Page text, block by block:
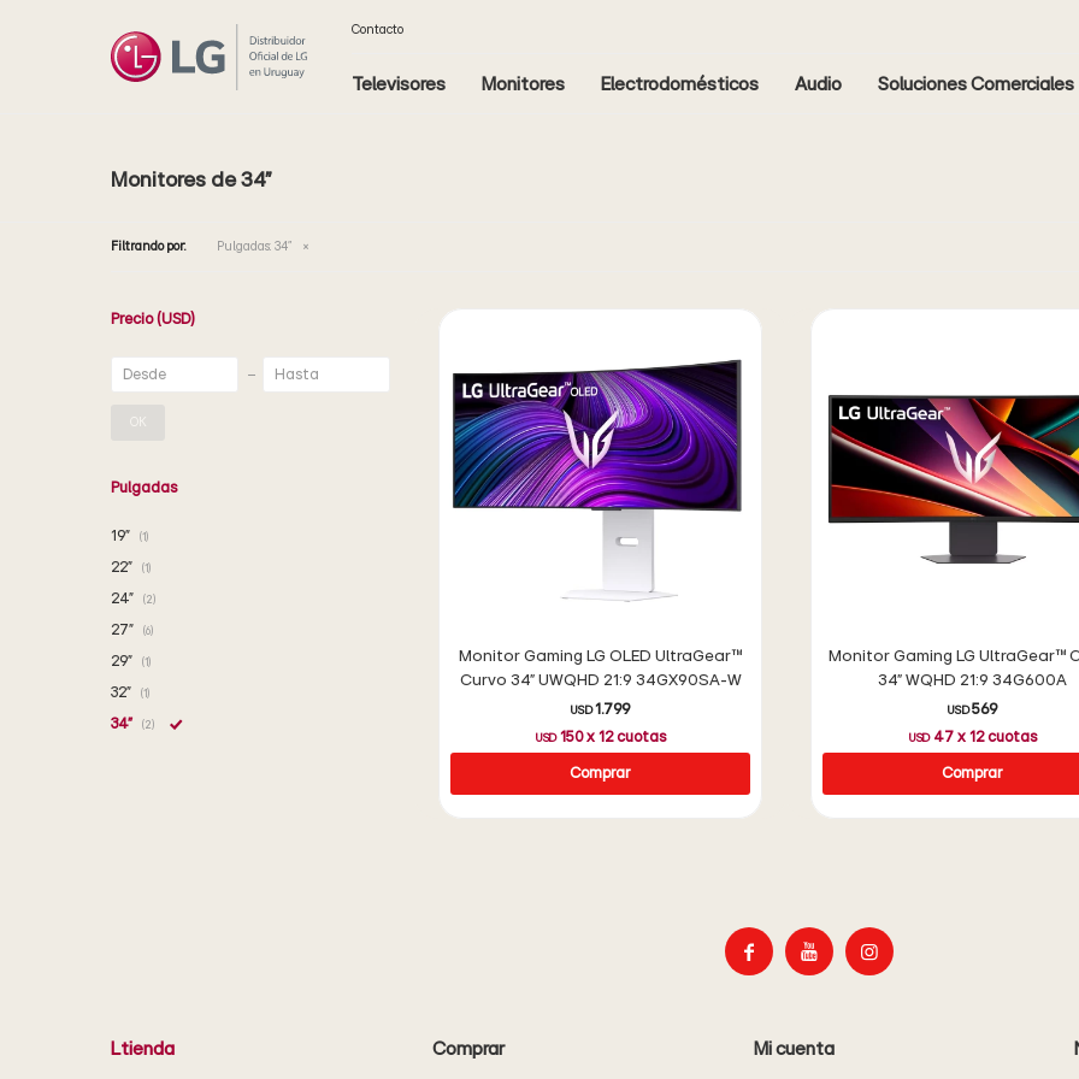
Televisores Monitores Electrodomésticos Audio Soluciones Comerciales
Contacto
Monitores de 34"
Filtrando por: Pulgadas: 34"
Monitor Gaming LG OLED UltraGear™
Curvo 34" UWQHD 21:9 34GX90SA-W
USD 1.799
USD 150x 12cuotas
Monitor Gaming LG UltraGear™
34" WQHD 21:9 34G600A
USD 569
USD 47x 12cuotas
Precio(USD)
OK
Pulgadas
19" (1)
22" (1)
24" (2)
27" (6)
29" (1)
32" (1)
34" (2)
  
Ltienda Comprar Mi cuenta